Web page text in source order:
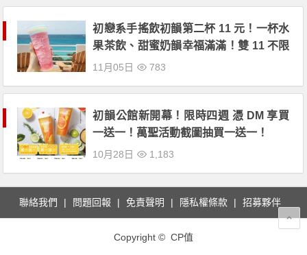
初戀系手搖飲初韻第二杯 11 元！一杯水
果茶飲、甜蜜奶韻幸福滿滿！雙 11 不限
品項最低 55 折！
11月05日 783
初韻公館新開幕！限時四週 憑 DM 享買
一送一！萬聖活動截圖抽買一送一！
10月28日 1,183
聯絡我們 問題回報 免責聲明 隱私權條款 招募夥伴
Copyright © CP值